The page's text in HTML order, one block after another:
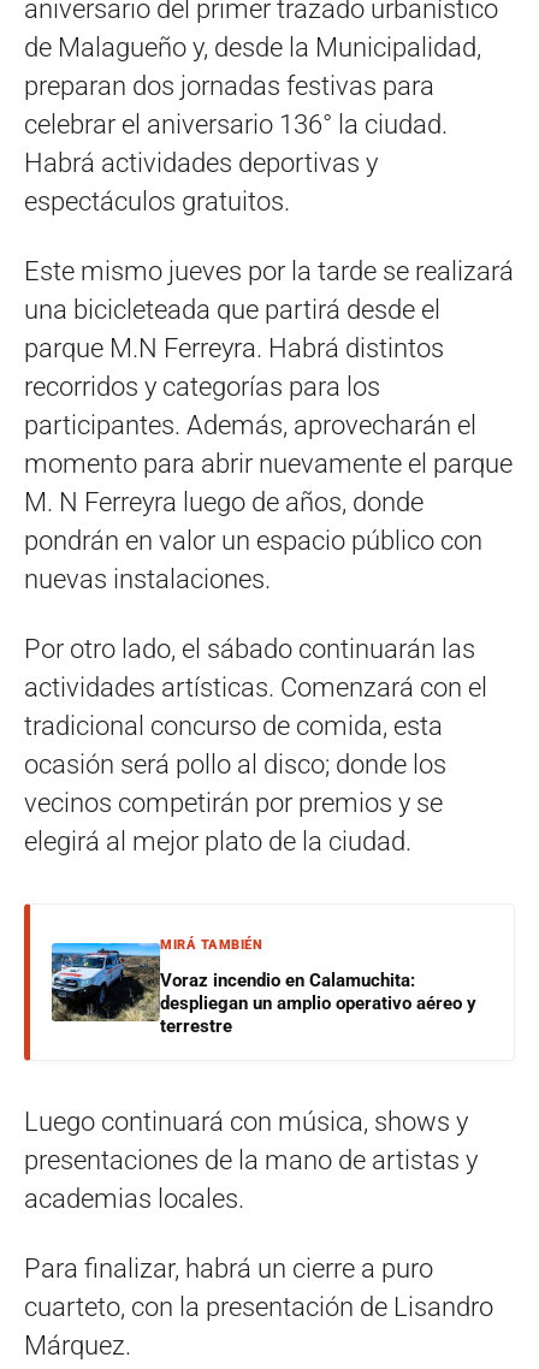
aniversario del primer trazado urbanístico
de Malagueño y, desde la Municipalidad,
preparan dos jornadas festivas para
celebrar el aniversario 136° la ciudad.
Habrá actividades deportivas y
espectáculos gratuitos.
Este mismo jueves por la tarde se realizará
una bicicleteada que partirá desde el
parque M.N Ferreyra. Habrá distintos
recorridos y categorías para los
participantes. Además, aprovecharán el
momento para abrir nuevamente el parque
M. N Ferreyra luego de años, donde
pondrán en valor un espacio público con
nuevas instalaciones.
Por otro lado, el sábado continuarán las
actividades artísticas. Comenzará con el
tradicional concurso de comida, esta
ocasión será pollo al disco; donde los
vecinos competirán por premios y se
elegirá al mejor plato de la ciudad.
MIRÁ TAMBIÉN
Voraz incendio en Calamuchita:
despliegan un amplio operativo aéreo y
terrestre
Luego continuará con música, shows y
presentaciones de la mano de artistas y
academias locales.
Para finalizar, habrá un cierre a puro
cuarteto, con la presentación de Lisandro
Márquez.